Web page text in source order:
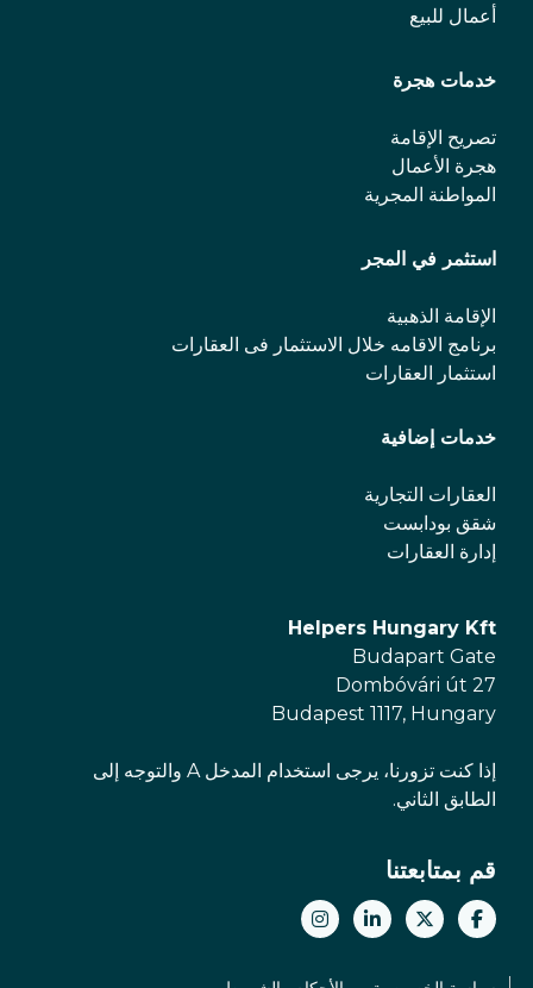
أعمال للبيع
خدمات هجرة
تصريح الإقامة
هجرة الأعمال
المواطنة المجرية
استثمر في المجر
الإقامة الذهبية
برنامج الاقامه خلال الاستثمار فی العقارات
استثمار العقارات
خدمات إضافية
العقارات التجارية
شقق بودابست
إدارة العقارات
Helpers Hungary Kft
Budapart Gate
Dombóvári út 27
Budapest 1117, Hungary
إذا كنت تزورنا، يرجى استخدام المدخل A والتوجه إلى
الطابق الثاني.
قم بمتابعتنا